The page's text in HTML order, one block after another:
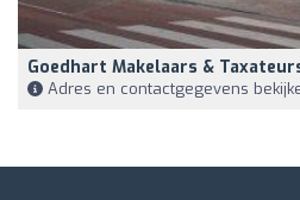
Goedhart Makelaars &
Adres en contactgegevens